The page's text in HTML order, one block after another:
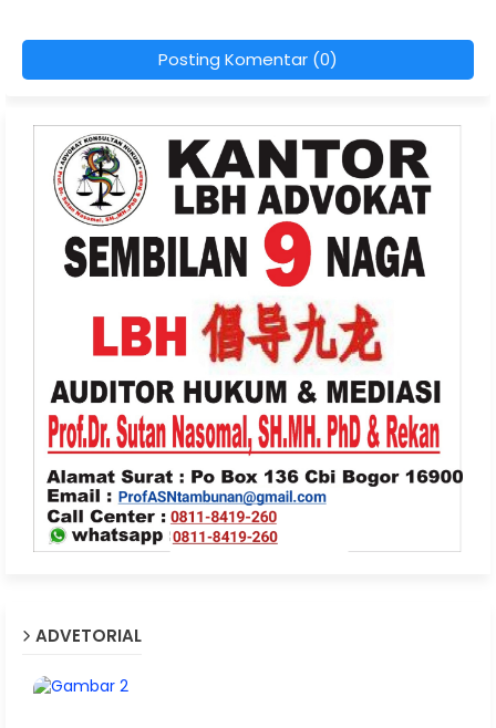
Posting Komentar (0)
ADVETORIAL